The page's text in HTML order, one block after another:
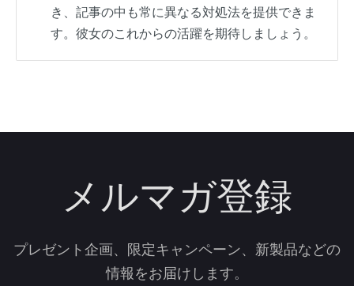
き、記事の中も常に異なる対処法を提供できま
す。彼女のこれからの活躍を期待しましょう。
メルマガ登録
プレゼント企画、限定キャンペーン、新製品などの
情報をお届けします。